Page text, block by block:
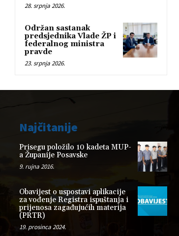
28. srpnja 2026.
Održan sastanak
predsjednika Vlade ŽP i
federalnog ministra
pravde
23. srpnja 2026.
Najčitanije
Prisegu položilo 10 kadeta MUP-
a Županije Posavske
9. rujna 2016.
Obavijest o uspostavi aplikacije
za vođenje Registra ispuštanja i
prijenosa zagađujućih materija
(PRTR)
19. prosinca 2024.